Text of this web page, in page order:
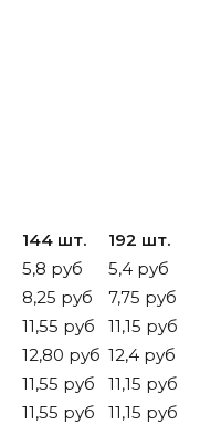
144 шт.
192 шт.
5,8 руб
5,4 руб
8,25 руб
7,75 руб
11,55 руб
11,15 руб
12,80 руб 12,4 руб
11,55 руб
11,15 руб
11,55 руб 11,15 руб